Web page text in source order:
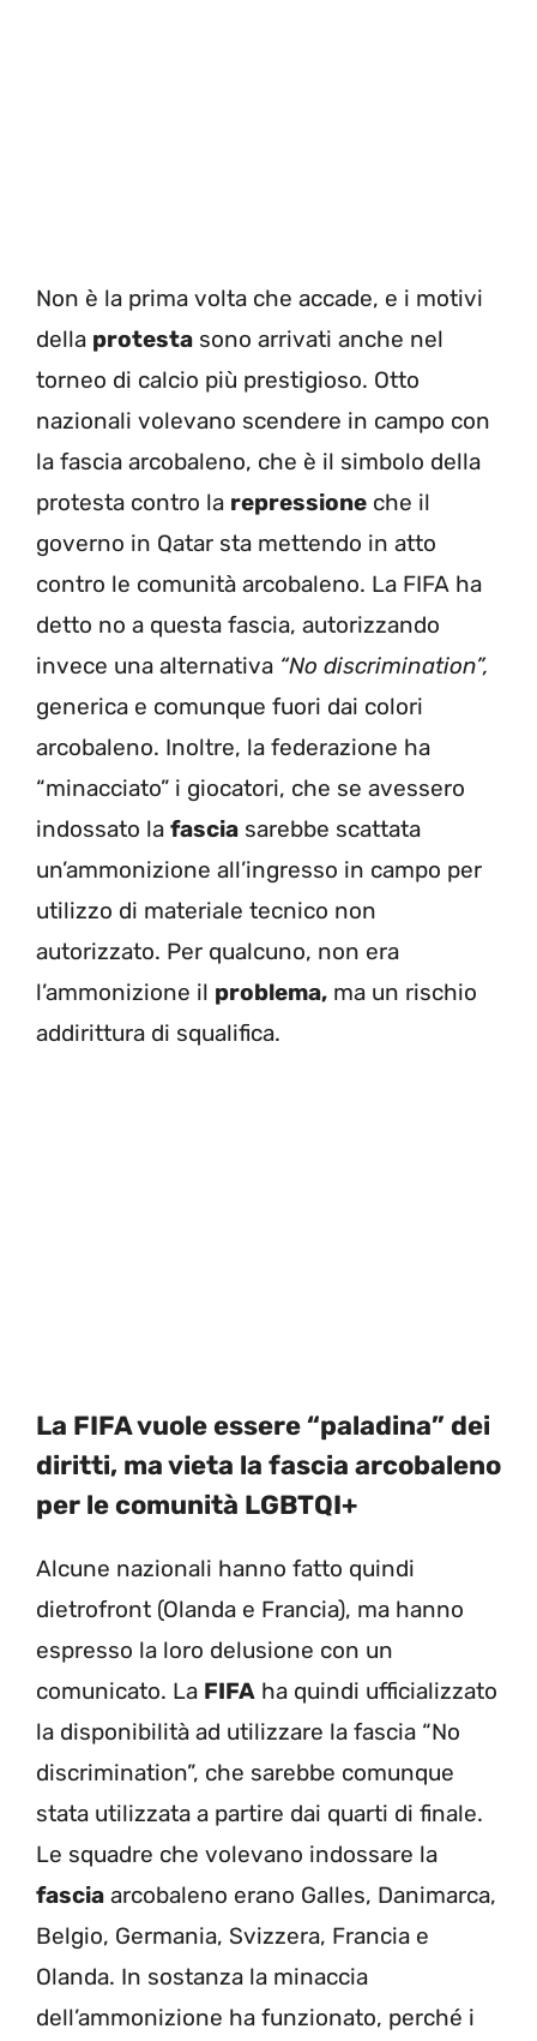
Non è la prima volta che accade, e i motivi
della protesta sono arrivati anche nel
torneo di calcio più prestigioso. Otto
nazionali volevano scendere in campo con
la fascia arcobaleno, che è il simbolo della
protesta contro la repressione che il
governo in Qatar sta mettendo in atto
contro le comunità arcobaleno. La FIFA ha
detto no a questa fascia, autorizzando
invece una alternativa “No discrimination”,
generica e comunque fuori dai colori
arcobaleno. Inoltre, la federazione ha
“minacciato” i giocatori, che se avessero
indossato la fascia sarebbe scattata
un’ammonizione all’ingresso in campo per
utilizzo di materiale tecnico non
autorizzato. Per qualcuno, non era
l’ammonizione il problema, ma un rischio
addirittura di squalifica.
La FIFA vuole essere “paladina” dei
diritti, ma vieta la fascia arcobaleno
per le comunità LGBTQI+
Alcune nazionali hanno fatto quindi
dietrofront (Olanda e Francia), ma hanno
espresso la loro delusione con un
comunicato. La FIFA ha quindi ufficializzato
la disponibilità ad utilizzare la fascia “No
discrimination”, che sarebbe comunque
stata utilizzata a partire dai quarti di finale.
Le squadre che volevano indossare la
fascia arcobaleno erano Galles, Danimarca,
Belgio, Germania, Svizzera, Francia e
Olanda. In sostanza la minaccia
dell’ammonizione ha funzionato, perché i